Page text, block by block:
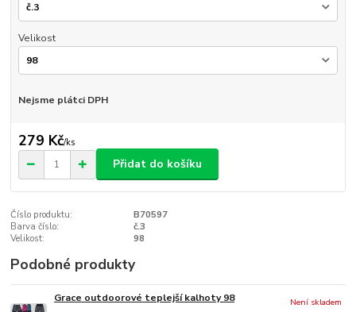
Velikost
Nejsme plátci DPH
279 Kč/ks
Přidat do košíku
Číslo produktu:
B70597
Barva číslo:
č.3
Velikost:
98
Podobné produkty
Grace outdoorové teplejší kalhoty 98
Není skladem